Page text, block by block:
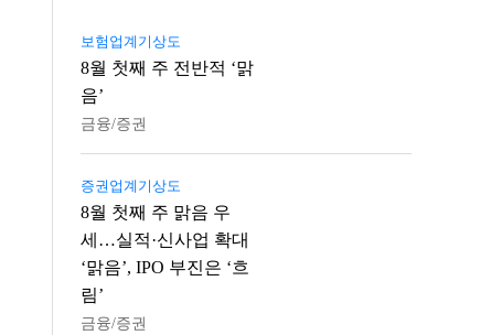
보험업계기상도
8월 첫째 주 전반적 ‘맑
음’
금융/증권
증권업계기상도
8월 첫째 주 맑음 우
세…실적·신사업 확대
‘맑음’, IPO 부진은 ‘흐
림’
금융/증권